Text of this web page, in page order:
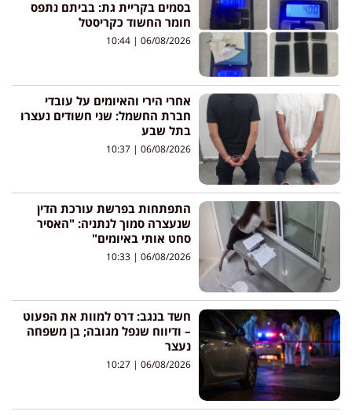
בסמים בקריית גת: בביתם נתפס
חומר החשוד כקריסטל
06/08/2026
אחרי הירי והאיומים על עובדי
חברת החשמל: שני חשודים נעצרו
בתל שבע
06/08/2026
התפתחות בפרשת עורכת הדין
שנעצרה סמוך לנתניה: "האסיר
סחט אותי באיומים"
06/08/2026
חשד בנגב: דרס למוות את הפעוט
– ודיווח שנפל מגובה; בן משפחה
נעצר
06/08/2026